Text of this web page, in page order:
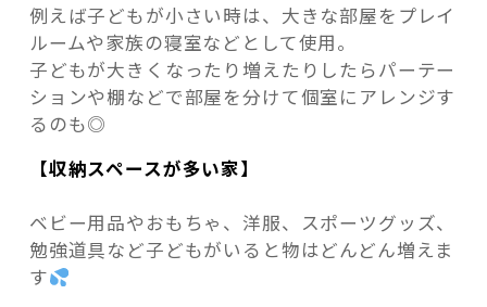
例えば子どもが小さい時は、大きな部屋をプレイ
ルームや家族の寝室などとして使用。
子どもが大きくなったり増えたりしたらパーテー
ションや棚などで部屋を分けて個室にアレンジす
るのも◎
【収納スペースが多い家】
ベビー用品やおもちゃ、洋服、スポーツグッズ、
勉強道具など子どもがいると物はどんどん増えま
す